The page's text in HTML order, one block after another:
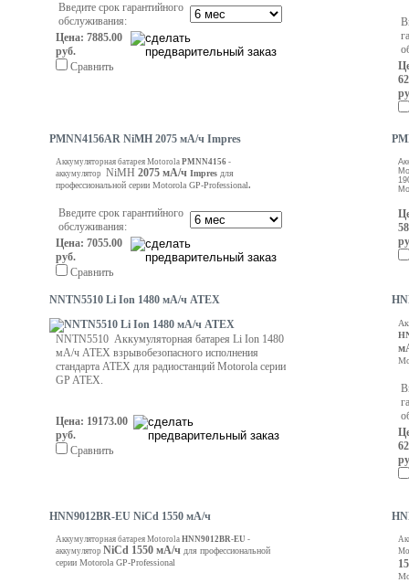
Введите срок гарантийного
обслуживания:
Цена: 7885.00
руб.
Сравнить
PMNN4156AR NiMH 2075 мА/ч Impres
Аккумуляторная батарея Motorola PMNN4156 -
аккумулятор NiMH 2075 мА/ч Impres для
профессиональной серии Motorola GP-Professional.
Введите срок гарантийного
обслуживания:
Цена: 7055.00
руб.
Сравнить
NNTN5510 Li Ion 1480 мА/ч ATEX
NNTN5510 Аккумуляторная батарея Li Ion 1480
мА/ч ATEX взрывобезопасного исполнения
стандарта ATEX для радиостанций Motorola серии
GP ATEX.
Цена: 19173.00
руб.
Сравнить
HNN9012BR-EU NiCd 1550 мА/ч
Аккумуляторная батарея Motorola HNN9012BR-EU -
аккумулятор NiCd 1550 мА/ч для профессиональной
серии Motorola GP-Professional